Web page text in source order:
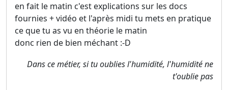
en fait le matin c'est explications sur les docs
fournies + vidéo et l'après midi tu mets en pratique
ce que tu as vu en théorie le matin
donc rien de bien méchant :-D
Dans ce métier, si tu oublies l'humidité, l'humidité ne
t'oublie pas